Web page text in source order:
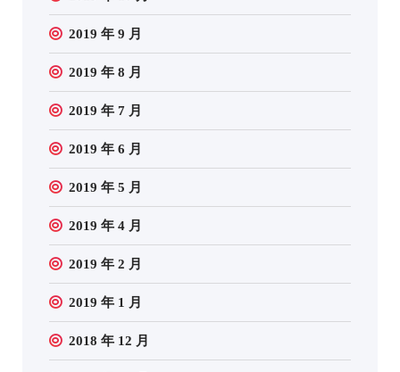
2019 年 9 月
2019 年 8 月
2019 年 7 月
2019 年 6 月
2019 年 5 月
2019 年 4 月
2019 年 2 月
2019 年 1 月
2018 年 12 月